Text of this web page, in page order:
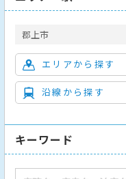
郡上市
エリアから探す
沿線から探す
キーワード